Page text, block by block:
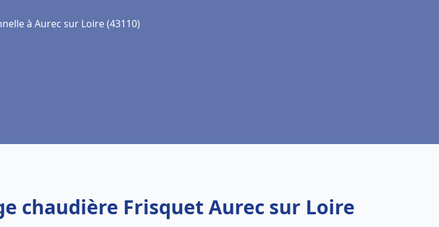
à Aurec sur Loire (43110)
chaudière Frisquet Aurec sur Loire